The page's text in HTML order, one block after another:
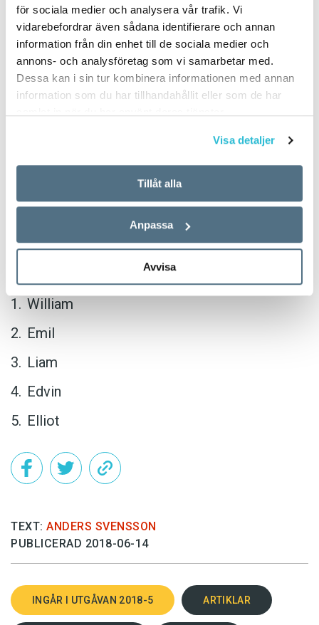
för sociala medier och analysera vår trafik. Vi
vidarebefordrar även sådana identifierare och annan
information från din enhet till de sociala medier och
annons- och analysföretag som vi samarbetar med.
Dessa kan i sin tur kombinera informationen med annan
information som du har tillhandahållit eller som de har
Visa detaljer
Tillåt alla
Anpassa
Avvisa
TEXT:ANDERS SVENSSON
PUBLICERAD 2018-06-14
Flickor
Linnéa
Wilma
William
Emil
Liam
Edvin
Elliot
TEXT: ANDERS SVENSSON
PUBLICERAD 2018-06-14
INGÅR I UTGÅVAN 2018-5 ARTIKLAR